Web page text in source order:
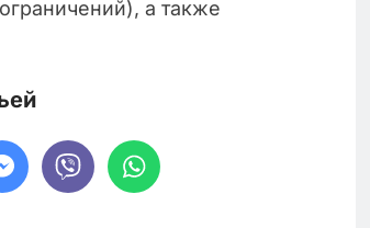
а также